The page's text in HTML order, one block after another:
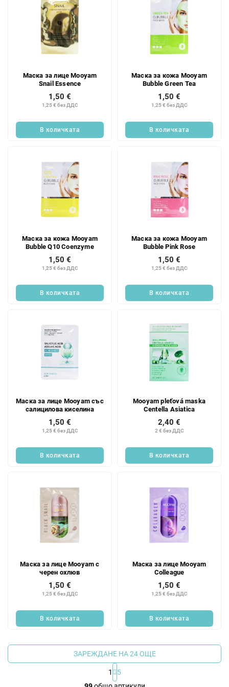
Маска за лице Mooyam
Snail Essence
1,25 € без ДДС
1,50 €
В количката
Маска за кожа Mooyam
Bubble Green Tea
1,25 € без ДДС
1,50 €
В количката
Маска за кожа Mooyam
Bubble Q10 Coenzyme
1,25 € без ДДС
1,50 €
В количката
Маска за кожа Mooyam
Bubble Pink Rose
1,25 € без ДДС
1,50 €
В количката
Маска за лице Mooyam със
салицилова киселина
1,25 € без ДДС
1,50 €
В количката
Mooyam pleťová maska
Centella Asiatica
2 € без ДДС
2,40 €
В количката
Маска за лице Mooyam с
черен охлюв
1,25 € без ДДС
1,50 €
В количката
Маска за лице Mooyam
Colleague
1,25 € без ДДС
1,50 €
В количката
К
ЗАРЕЖДАНЕ НА 24 ОЩЕ
1
5